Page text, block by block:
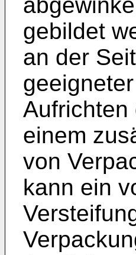
gebildet
an der
Aufrichten
einem
von
kann ein